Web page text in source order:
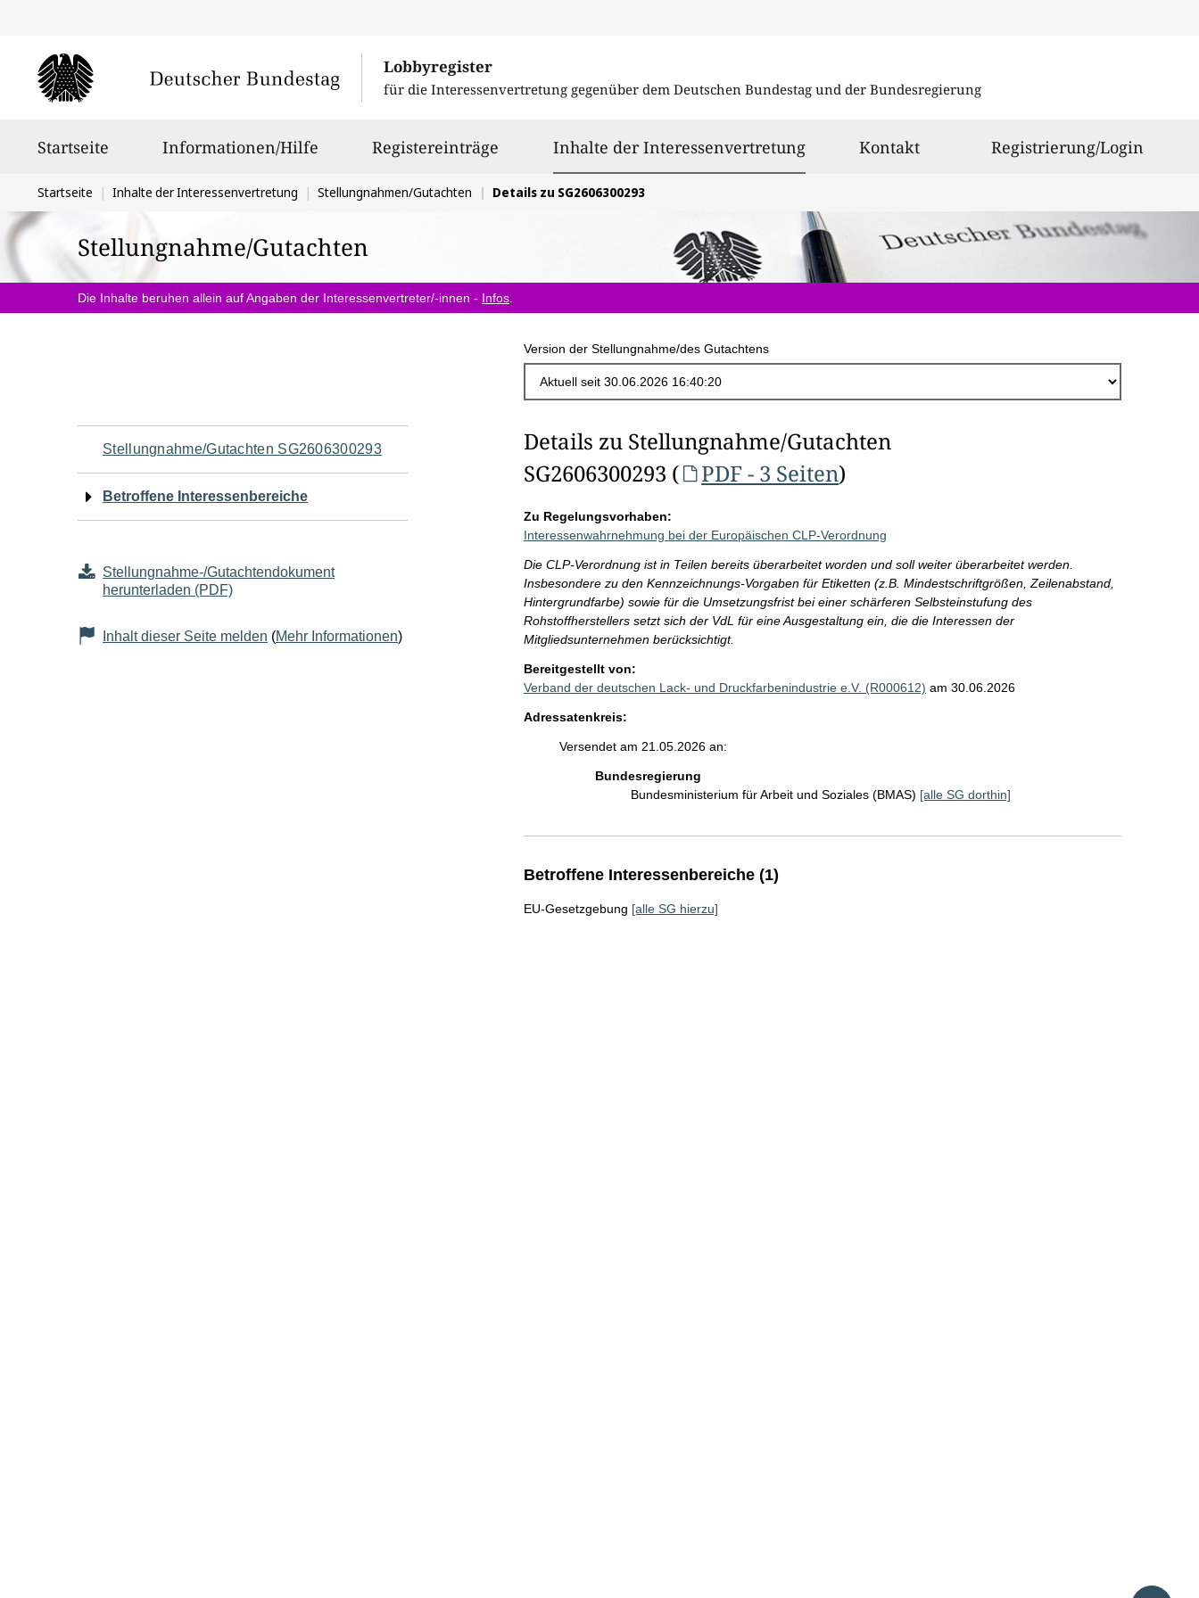
Lobbyregister
für die Interessenvertretung gegenüber dem Deutschen Bundestag und der Bundesregierung
Startseite Informationen/Hilfe Registereinträge Inhalte der Interessenvertretungausgewählt
Kontakt Registrierung/Login
Sie
befinden
sich
hier:
Startseite Inhalte der Interessenvertretung Stellungnahmen/Gutachten Details zu SG2606300293
Stellungnahme/Gutachten
Die Inhalte beruhen allein auf Angaben der Interessenvertreter/-innen - Infos
Version der Stellungnahme/des Gutachtens
Navigation
für
Seiteninhalt
Stellungnahme/Gutachten SG2606300293
Betroffene Interessenbereiche
Stellungnahme-/Gutachtendokument
herunterladen (PDF)
Inhalt dieser Seite melden (Mehr Informationen)
Details zu Stellungnahme/Gutachten
SG2606300293 (
PDF - 3 Seiten)
Zu Regelungsvorhaben:
Interessenwahrnehmung bei der Europäischen CLP-Verordnung
Die CLP-Verordnung ist in Teilen bereits überarbeitet worden und soll weiter überarbeitet werden.
Insbesondere zu den Kennzeichnungs-Vorgaben für Etiketten (z.B. Mindestschriftgrößen, Zeilenabstand,
Hintergrundfarbe) sowie für die Umsetzungsfrist bei einer schärferen Selbsteinstufung des
Rohstoffherstellers setzt sich der VdL für eine Ausgestaltung ein, die die Interessen der
Mitgliedsunternehmen berücksichtigt.
Bereitgestellt von:
Verband der deutschen Lack- und Druckfarbenindustrie e.V. (R000612) am 30.06.2026
Adressatenkreis:
Versendet am 21.05.2026 an:
Bundesregierung
Bundesministerium für Arbeit und Soziales (BMAS) [alle SG dorthin]
Betroffene Interessenbereiche (1)
EU-Gesetzgebung [alle SG hierzu]